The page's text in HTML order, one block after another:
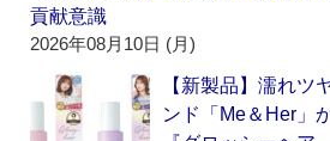
貢献意識
2026年08月10日 (月)
【新製品】濡れツ
ンド「Me＆Her」